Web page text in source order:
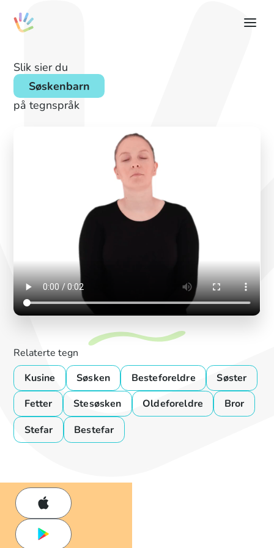
Slik sier du
Søskenbarn
på tegnspråk
Relaterte tegn
Kusine
Søsken Besteforeldre
Søster
Fetter
Stesøsken Oldeforeldre
Bror
Stefar
Bestefar